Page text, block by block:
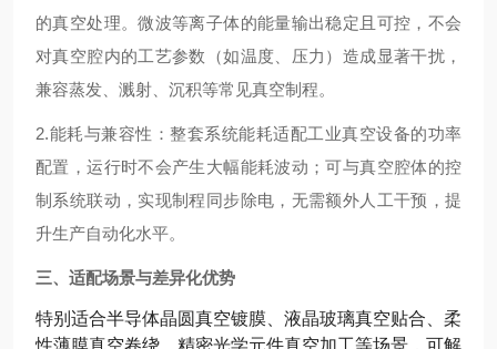
的真空处理。微波等离子体的能量输出稳定且可控，不会
对真空腔内的工艺参数（如温度、压力）造成显著干扰，
兼容蒸发、溅射、沉积等常见真空制程。
2.能耗与兼容性：整套系统能耗适配工业真空设备的功率
配置，运行时不会产生大幅能耗波动；可与真空腔体的控
制系统联动，实现制程同步除电，无需额外人工干预，提
升生产自动化水平。
三、适配场景与差异化优势
特别适合半导体晶圆真空镀膜、液晶玻璃真空贴合、柔
性薄膜真空卷绕、精密光学元件真空加工等场景，可解